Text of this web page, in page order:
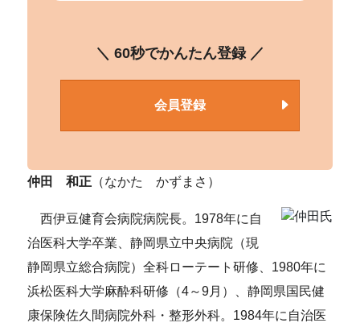
＼ 60秒でかんたん登録 ／
会員登録
仲田 和正 （なかた かずまさ）
西伊豆健育会病院病院長。1978年に自
治医科大学卒業、静岡県立中央病院（現
静岡県立総合病院）全科ローテート研修、1980年に
浜松医科大学麻酔科研修（4～9月）、静岡県国民健
康保険佐久間病院外科・整形外科。1984年に自治医